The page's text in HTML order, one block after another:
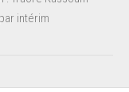
intérim